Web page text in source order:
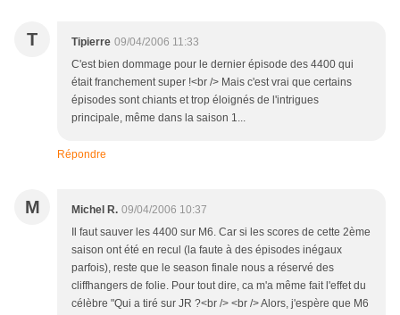
T Tipierre 09/04/2006 11:33
C'est bien dommage pour le dernier épisode des 4400 qui
était franchement super !<br /> Mais c'est vrai que certains
épisodes sont chiants et trop éloignés de l'intrigues
principale, même dans la saison 1...
Répondre
M Michel R. 09/04/2006 10:37
Il faut sauver les 4400 sur M6. Car si les scores de cette 2ème
saison ont été en recul (la faute à des épisodes inégaux
parfois), reste que le season finale nous a réservé des
cliffhangers de folie. Pour tout dire, ca m'a même fait l'effet du
célèbre "Qui a tiré sur JR ?<br /> <br /> Alors, j'espère que M6